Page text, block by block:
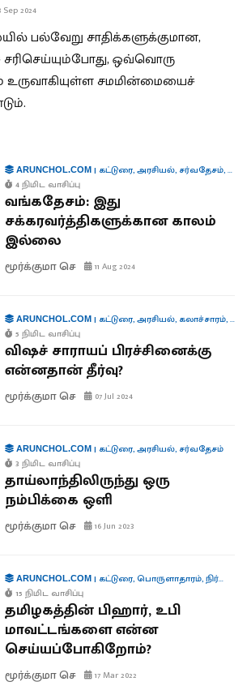
Sep 2024
பல்வேறு சாதிக்களுக்குமான,
ஒவ்வொரு
உருவாகியுள்ள சமமின்மையைச்
ARUNCHOL.COM| கட்டுரை,அரசியல், சர்வதேசம்,
4 நிமிட வாசிப்பு
வங்கதேசம்: இது
சக்கரவர்த்திகளுக்கான காலம்
இல்லை
மூர்க்குமா செ 11 Aug 2024
ARUNCHOL.COM| கட்டுரை,அரசியல், கலாச்சாரம்,
5 நிமிட வாசிப்பு
விஷச் சாராயப் பிரச்சினைக்கு
என்னதான் தீர்வு?
மூர்க்குமா செ 07 Jul 2024
ARUNCHOL.COM| கட்டுரை,அரசியல், சர்வதேசம்
3 நிமிட வாசிப்பு
தாய்லாந்திலிருந்து ஒரு
நம்பிக்கை ஒளி
மூர்க்குமா செ 16 Jun 2023
ARUNCHOL.COM| கட்டுரை,பொருளாதாரம்,நிர்வாகம்
15 நிமிட வாசிப்பு
தமிழகத்தின் பிஹார், உபி
மாவட்டங்களை என்ன
செய்யப்போகிறோம்?
மூர்க்குமா செ 17 Mar 2022